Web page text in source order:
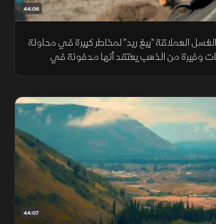
44:06
الغسل العملاقة "بيغ ريد" لمخاطر كبيرة في محاولة
وفيرة من الذهب يعتقد أنها مدفونة في
44:07